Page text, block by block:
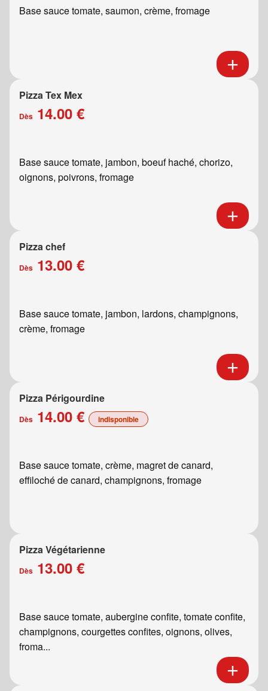
Base sauce tomate, saumon, crème, fromage
Pizza Tex Mex
Dès 14.00 €
Base sauce tomate, jambon, boeuf haché, chorizo,
oignons, poivrons, fromage
Pizza chef
Dès 13.00 €
Base sauce tomate, jambon, lardons, champignons,
crème, fromage
Pizza Périgourdine
Dès 14.00 € indisponible
Base sauce tomate, crème, magret de canard,
effiloché de canard, champignons, fromage
Pizza Végétarienne
Dès 13.00 €
Base sauce tomate, aubergine confite, tomate confite,
champignons, courgettes confites, oignons, olives,
froma...